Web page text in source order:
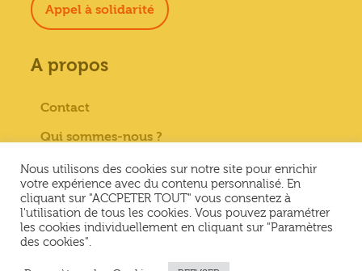
Appel à solidarité
A propos
Contact
Qui sommes-nous ?
Paiement sécurisé
Mentions Légales
Conditions générales de vente
Nous utilisons des cookies sur notre site pour enrichir
votre expérience avec du contenu personnalisé. En
cliquant sur "ACCPETER TOUT" vous consentez à
l'utilisation de tous les cookies. Vous pouvez paramétrer
les cookies individuellement en cliquant sur "Paramètres
des cookies".